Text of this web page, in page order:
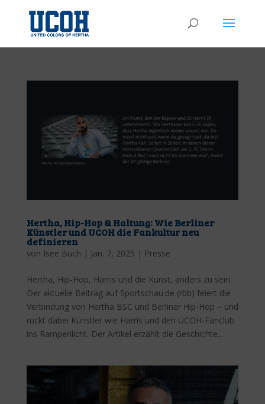
Hertha, Hip-Hop & Haltung: Wie Berliner
Künstler und UCOH die Fankultur neu
definieren
von Isee Buch | Jan. 7, 2025 | Presse
Hertha, Hip-Hop, Harris und die Kunst, anders zu sein:
Der aktuelle Beitrag auf Sportschau.de (rbb) feiert die
Verbindung von Hertha BSC und Berliner Hip-Hop – und
rückt dabei Künstler wie Harris und den UCOH-Fanclub
ins Rampenlicht. Der Artikel erzählt die Geschichte...